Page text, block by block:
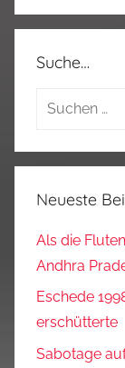
Suche…
Suchen
Neueste
Als die
Andhra
Eschede
erschütterte
Sabotage